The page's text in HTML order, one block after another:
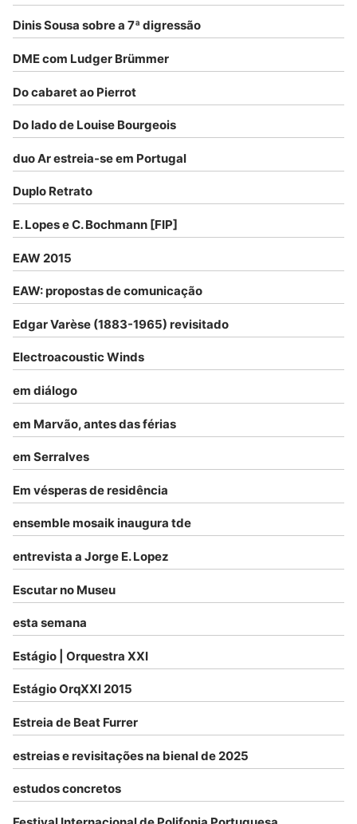
Dinis Sousa sobre a 7ª digressão
DME com Ludger Brümmer
Do cabaret ao Pierrot
Do lado de Louise Bourgeois
duo Ar estreia-se em Portugal
Duplo Retrato
E. Lopes e C. Bochmann [FIP]
EAW 2015
EAW: propostas de comunicação
Edgar Varèse (1883-1965) revisitado
Electroacoustic Winds
em diálogo
em Marvão, antes das férias
em Serralves
Em vésperas de residência
ensemble mosaik inaugura tde
entrevista a Jorge E. Lopez
Escutar no Museu
esta semana
Estágio | Orquestra XXI
Estágio OrqXXI 2015
Estreia de Beat Furrer
estreias e revisitações na bienal de 2025
estudos concretos